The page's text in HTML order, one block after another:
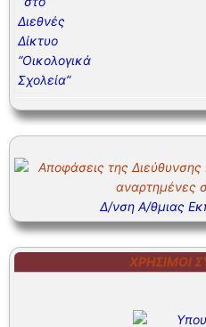
Δ/νση Α/θμιας
ΧΡΉΣΙΜΟΙ